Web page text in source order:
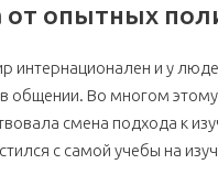
от опытных
интернационален и у
в общении. Во многом этому
смена подхода к
с самой учебы на